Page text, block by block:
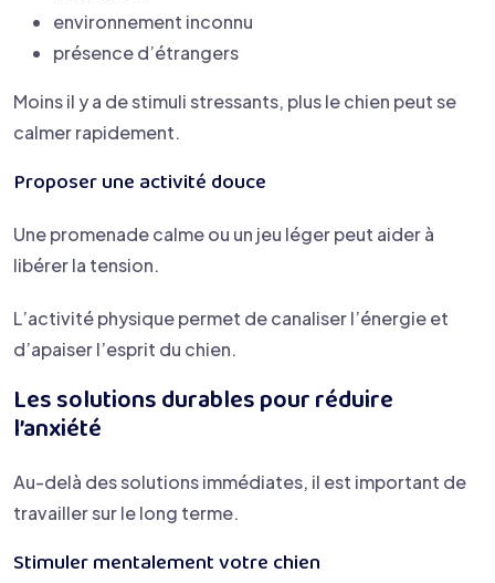
environnement inconnu
présence d’étrangers
Moins il y a de stimuli stressants, plus le chien peut se
calmer rapidement.
Proposer une activité douce
Une promenade calme ou un jeu léger peut aider à
libérer la tension.
L’activité physique permet de canaliser l’énergie et
d’apaiser l’esprit du chien.
Les solutions durables pour réduire
l’anxiété
Au-delà des solutions immédiates, il est important de
travailler sur le long terme.
Stimuler mentalement votre chien